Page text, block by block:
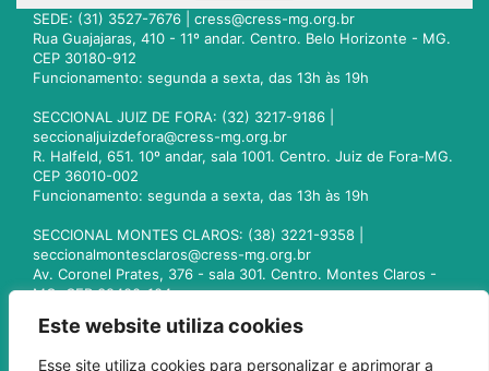
Este website utiliza cookies
Esse site utiliza cookies para personalizar e aprimorar a
SEDE: (31) 3527-7676 | cress@cress-mg.org.br
Rua Guajajaras, 410 - 11º andar. Centro. Belo Horizonte - MG.
CEP 30180-912
Funcionamento: segunda a sexta, das 13h às 19h
SECCIONAL JUIZ DE FORA: (32) 3217-9186 |
seccionaljuizdefora@cress-mg.org.br
R. Halfeld, 651. 10º andar, sala 1001. Centro. Juiz de Fora-MG.
CEP 36010-002
Funcionamento: segunda a sexta, das 13h às 19h
SECCIONAL MONTES CLAROS: (38) 3221-9358 |
seccionalmontesclaros@cress-mg.org.br
Av. Coronel Prates, 376 - sala 301. Centro. Montes Claros -
MG. CEP 39400-104